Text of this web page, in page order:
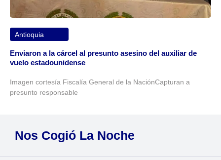
Antioquia
Enviaron a la cárcel al presunto asesino del auxiliar de
vuelo estadounidense
Imagen cortesía Fiscalía General de la NaciónCapturan a
presunto responsable
Nos Cogió La Noche